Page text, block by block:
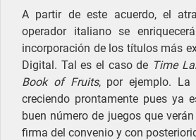
A partir de este acuerdo, el
operador italiano se
incorporación de los títulos más
Digital. Tal es el caso de Time
Book of Fruits, por ejemplo.
creciendo prontamente pues ya
buen número de juegos que
firma del convenio y con